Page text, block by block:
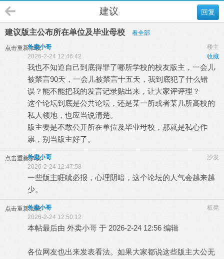
回复
建议
建议版主公布所在单位及毕业母校 看全部
点击重新加载 楼主
外卖小哥
收藏
2026-2-24 12:46:42
我也不知道自己到底得罪了哪所学校的校友版主，一会儿
被禁言90天，一会儿被禁言十五天，我到底犯了什么错
误？能不能把我的发言记录贴出来，让大家评评理？
这个论坛到底是公共论坛，还是某一所或者某几所高校的
私人领地，也应当说清楚。
版主要是不敢公开所在单位及毕业母校，那就是私心作
祟，别当版主好了。
点击重新加载 沙发
外卖小哥
2026-2-24 12:47:58
一些版主睚眦必报，心理阴暗，这个论坛的人气会越来越
少。
点击重新加载 板凳
外卖小哥
2026-2-24 12:50:12
本帖最后由 外卖小哥 于 2026-2-24 12:56 编辑
各位网友也出来发表看法。如果大家都说这些版主大公无